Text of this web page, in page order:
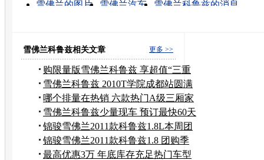
雪佛兰的图片 雪佛兰汽车
雪佛兰科鲁兹的消息
更多 >>
雪佛兰科鲁兹相关文章
购限量版雪佛兰科鲁兹 享超值“三重
礼”
雪佛兰科鲁兹 2010T学院成都站圆满
结束
哪个排量在热销 六款热门A级三厢家
用车
雪佛兰科鲁兹少量现车 预订最快60天
提
锦骏雪佛兰2011款科鲁兹1.8L本周团
购季
锦骏雪佛兰2011款科鲁兹1.8 团购季
最高优惠3万 年底库存充足热门车型